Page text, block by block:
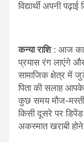
विद्यार्थी अपनी
कन्या राशि : आज का
प्रयास रंग लाएंगे
सामाजिक क्षेत्र में
पिता की सलाह
कुछ समय मौज-
किसी दूसरे पर
अकस्मात खराबी